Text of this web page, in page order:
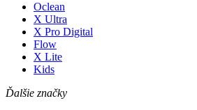
Oclean
X Ultra
X Pro Digital
Flow
X Lite
Kids
Ďalšie značky